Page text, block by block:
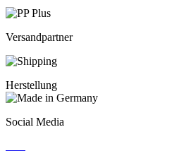
Versandpartner
Herstellung
Social Media